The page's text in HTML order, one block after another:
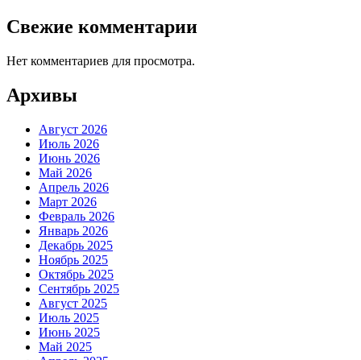
Свежие комментарии
Нет комментариев для просмотра.
Архивы
Август 2026
Июль 2026
Июнь 2026
Май 2026
Апрель 2026
Март 2026
Февраль 2026
Январь 2026
Декабрь 2025
Ноябрь 2025
Октябрь 2025
Сентябрь 2025
Август 2025
Июль 2025
Июнь 2025
Май 2025